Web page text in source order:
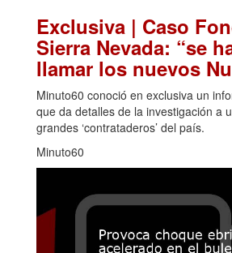
Exclusiva | Caso
Sierra Nevada: “se
llamar los nuevos
Minuto60 conoció en exclusiva un
que da detalles de la investigación a
grandes ‘contrataderos’ del país.
Minuto60